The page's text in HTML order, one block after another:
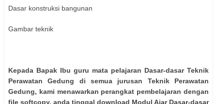
Dasar konstruksi bangunan
Gambar teknik
Kepada Bapak Ibu guru mata pelajaran Dasar-dasar Teknik
Perawatan Gedung di semua jurusan Teknik Perawatan
Gedung, kami menawarkan perangkat pembelajaran dengan
file softcopy, anda tinggal download Modul Ajar Dasar-dasar